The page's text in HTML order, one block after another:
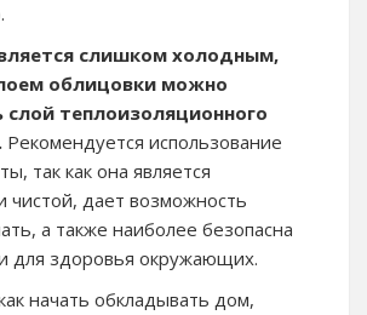
слишком холодным,
облицовки можно
слой теплоизоляционного
Рекомендуется использование
так как она является
чистой, дает возможность
а также наиболее безопасна
для здоровья окружающих.
начать обкладывать дом,